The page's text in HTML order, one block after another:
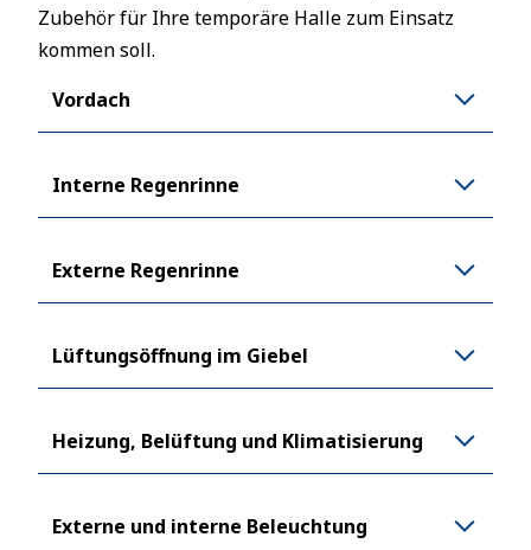
Zubehör für Ihre temporäre Halle zum Einsatz
kommen soll.
Vordach
Interne Regenrinne
Externe Regenrinne
Lüftungsöffnung im Giebel
Heizung, Belüftung und Klimatisierung
Externe und interne Beleuchtung